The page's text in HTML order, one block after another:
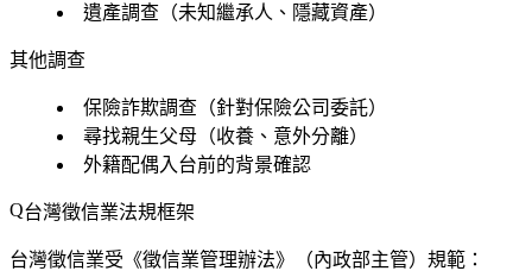
遺產調查（未知繼承人、隱藏資產）
其他調查
保險詐欺調查（針對保險公司委託）
尋找親生父母（收養、意外分離）
外籍配偶入台前的背景確認
台灣徵信業法規框架
台灣徵信業受《徵信業管理辦法》（內政部主管）規範：